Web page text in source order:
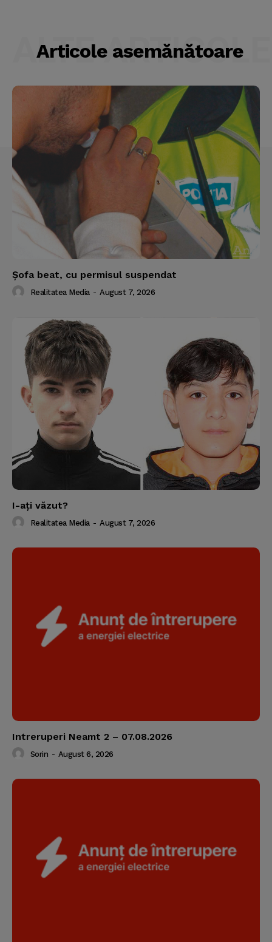
Articole asemănătoare
ALTE ARTICOLE
Şofa beat, cu permisul suspendat
Realitatea Media - August 7, 2026
I-aţi văzut?
Realitatea Media - August 7, 2026
Intreruperi Neamt 2 – 07.08.2026
Sorin - August 6, 2026